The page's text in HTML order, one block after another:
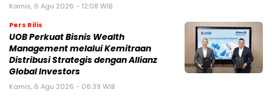
Kamis, 6 Agu 2026 - 12:08 WIB
Pers Rilis
UOB Perkuat Bisnis Wealth
Management melalui Kemitraan
Distribusi Strategis dengan Allianz
Global Investors
Kamis, 6 Agu 2026 - 06:39 WIB